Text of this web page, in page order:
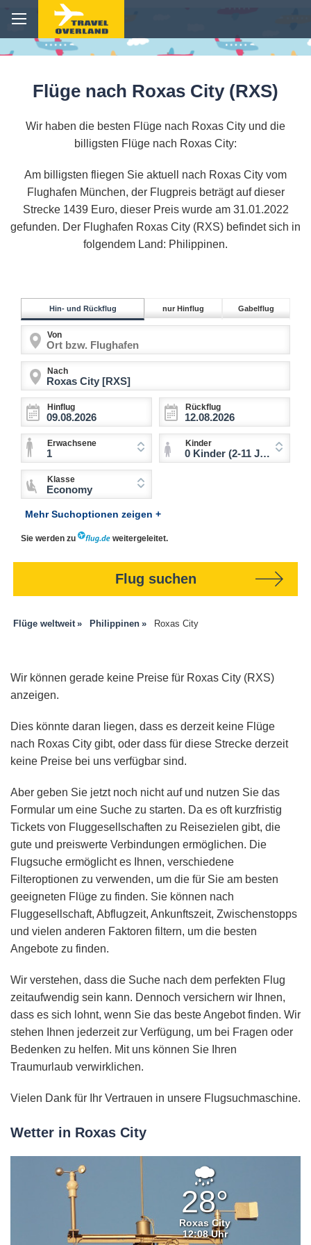
Flüge nach Roxas City (RXS)
Wir haben die besten Flüge nach Roxas City und die
billigsten Flüge nach Roxas City:
Am billigsten fliegen Sie aktuell nach Roxas City vom
Flughafen München, der Flugpreis beträgt auf dieser
Strecke 1439 Euro, dieser Preis wurde am 31.01.2022
gefunden. Der Flughafen Roxas City (RXS) befindet sich in
folgendem Land: Philippinen.
Hin- und Rückflug nur Hinflug Gabelflug
Von
Nach
Hinflug Rückflug
Erwachsene
1
Kinder
0 Kinder (2-11 Jahre)
Klasse
Economy
Mehr Suchoptionen zeigen +
Sie werden zu weitergeleitet.
Flug suchen
Flüge weltweit Philippinen Roxas City
Wir können gerade keine Preise für Roxas City (RXS)
anzeigen.
Dies könnte daran liegen, dass es derzeit keine Flüge
nach Roxas City gibt, oder dass für diese Strecke derzeit
keine Preise bei uns verfügbar sind.
Aber geben Sie jetzt noch nicht auf und nutzen Sie das
Formular um eine Suche zu starten. Da es oft kurzfristig
Tickets von Fluggesellschaften zu Reisezielen gibt, die
gute und preiswerte Verbindungen ermöglichen. Die
Flugsuche ermöglicht es Ihnen, verschiedene
Filteroptionen zu verwenden, um die für Sie am besten
geeigneten Flüge zu finden. Sie können nach
Fluggesellschaft, Abflugzeit, Ankunftszeit, Zwischenstopps
und vielen anderen Faktoren filtern, um die besten
Angebote zu finden.
Wir verstehen, dass die Suche nach dem perfekten Flug
zeitaufwendig sein kann. Dennoch versichern wir Ihnen,
dass es sich lohnt, wenn Sie das beste Angebot finden. Wir
stehen Ihnen jederzeit zur Verfügung, um bei Fragen oder
Bedenken zu helfen. Mit uns können Sie Ihren
Traumurlaub verwirklichen.
Vielen Dank für Ihr Vertrauen in unsere Flugsuchmaschine.
Wetter in Roxas City
Starker
Regen
28°
Roxas City
12:08 Uhr